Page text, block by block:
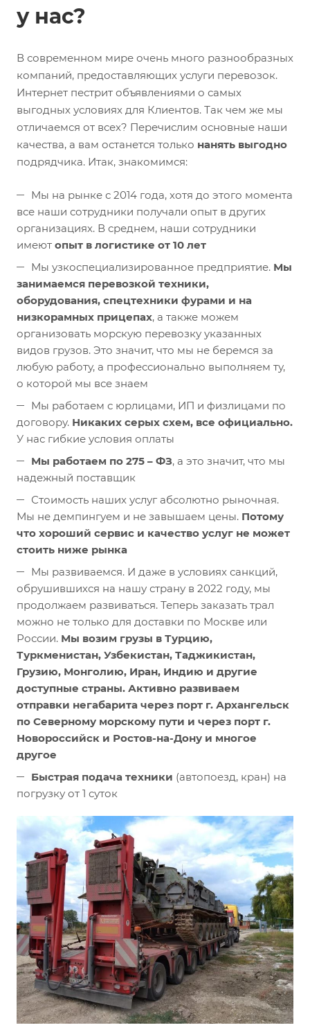
у нас?
В современном мире очень много разнообразных
компаний, предоставляющих услуги перевозок.
Интернет пестрит объявлениями о самых
выгодных условиях для Клиентов. Так чем же мы
отличаемся от всех? Перечислим основные наши
качества, а вам останется только нанять выгодно
подрядчика. Итак, знакомимся:
Мы на рынке с 2014 года, хотя до этого момента
все наши сотрудники получали опыт в других
организациях. В среднем, наши сотрудники
имеют опыт в логистике от 10 лет
Мы узкоспециализированное предприятие. Мы
занимаемся перевозкой техники,
оборудования, спецтехники фурами и на
низкорамных прицепах, а также можем
организовать морскую перевозку указанных
видов грузов. Это значит, что мы не беремся за
любую работу, а профессионально выполняем ту,
о которой мы все знаем
Мы работаем с юрлицами, ИП и физлицами по
договору. Никаких серых схем, все официально.
У нас гибкие условия оплаты
Мы работаем по 275 – ФЗ, а это значит, что мы
надежный поставщик
Стоимость наших услуг абсолютно рыночная.
Мы не демпингуем и не завышаем цены. Потому
что хороший сервис и качество услуг не может
стоить ниже рынка
Мы развиваемся. И даже в условиях санкций,
обрушившихся на нашу страну в 2022 году, мы
продолжаем развиваться. Теперь заказать трал
можно не только для доставки по Москве или
России. Мы возим грузы в Турцию,
Туркменистан, Узбекистан, Таджикистан,
Грузию, Монголию, Иран, Индию и другие
доступные страны. Активно развиваем
отправки негабарита через порт г. Архангельск
по Северному морскому пути и через порт г.
Новороссийск и Ростов-на-Дону и многое
другое
Быстрая подача техники (автопоезд, кран) на
погрузку от 1 суток